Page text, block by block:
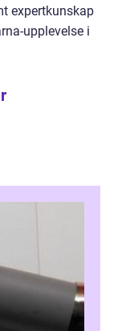
expertkunskap
upplevelse i